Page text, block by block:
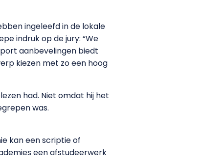
ingeleefd in de lokale
indruk op de jury: “We
aanbevelingen biedt
kiezen met zo een hoog
had. Niet omdat hij het
was.
kan een scriptie of
een afstudeerwerk